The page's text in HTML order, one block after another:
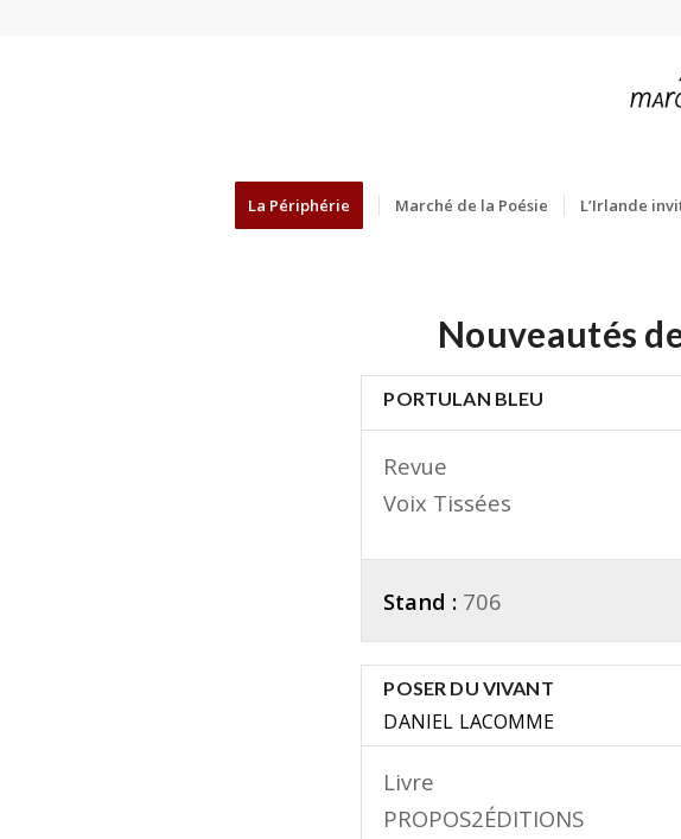
La Périphérie Marché de la Poésie L’Irlande
Nouveautés
PORTULAN BLEU
Revue
Voix Tissées
Stand : 706
POSER DU VIVANT
DANIEL LACOMME
Livre
PROPOS2ÉDITIONS